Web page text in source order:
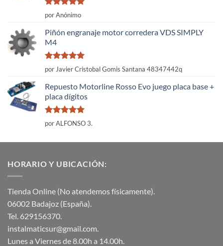
Valorado
con
por Anónimo
Piñón engranaje motor corredera VDS SIMPLY
M4
Valorado
con
por Javier Cristobal Gomis Santana 48347442q
Repuesto Motorline Rosso Evo juego placa base +
placa dígitos
Valorado
con
por ALFONSO 3.
HORARIO Y UBICACIÓN:
Tienda Online (No atendemos físicamente).
06002 Badajoz (España).
Tel. 629156370.
instalmaticsur@gmail.com.
Lunes a Viernes de 8.00h a 14.00h.